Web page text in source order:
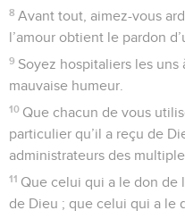
8 Avant tout, aimez-vous
l’amour obtient le pardon
9 Soyez hospitaliers les uns
mauvaise humeur.
10 Que chacun de vous
particulier qu’il a reçu de
administrateurs des
11 Que celui qui a le don de
de Dieu ; que celui qui a le